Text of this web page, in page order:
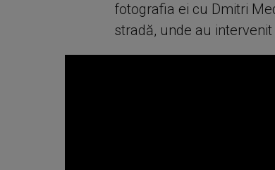
fotografia ei cu Dmitri
stradă, unde au